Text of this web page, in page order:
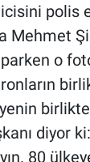
polis
Mehmet
o
diyor
80